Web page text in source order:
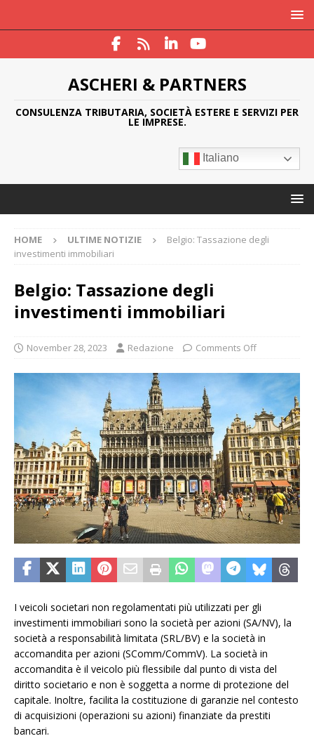
ASCHERI & PARTNERS
CONSULENZA TRIBUTARIA, SOCIETÀ ESTERE E SERVIZI PER
LE IMPRESE.
Italiano
HOME ULTIME NOTIZIE
Belgio: Tassazione degli
investimenti immobiliari
Belgio: Tassazione degli
investimenti immobiliari
November 28, 2023 Redazione Comments Off
I veicoli societari non regolamentati più utilizzati per gli
investimenti immobiliari sono la società per azioni (SA/NV), la
società a responsabilità limitata (SRL/BV) e la società in
accomandita per azioni (SComm/CommV). La società in
accomandita è il veicolo più flessibile dal punto di vista del
diritto societario e non è soggetta a norme di protezione del
capitale. Inoltre, facilita la costituzione di garanzie nel contesto
di acquisizioni (operazioni su azioni) finanziate da prestiti
bancari.